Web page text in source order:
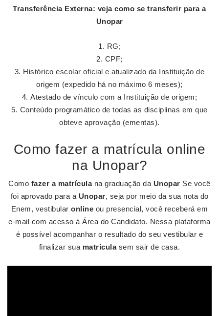
Transferência Externa: veja como setransferir para a
Unopar
RG;
CPF;
Histórico escolar oficial e atualizado da Instituição de
origem (expedido há no máximo 6 meses);
Atestado de vínculo com a Instituição de origem;
Conteúdo programático de todas as disciplinas em que
obteve aprovação (ementas).
Como fazer a matrícula online
na Unopar?
Como fazer a matrículana graduação da Unopar Se você
foi aprovado para a Unopar, seja por meio da sua nota do
Enem, vestibularonline ou presencial, você receberá em
e-mail com acesso à Área do Candidato. Nessa plataforma
é possível acompanhar o resultado do seu vestibular e
finalizar sua matrículasem sair de casa.